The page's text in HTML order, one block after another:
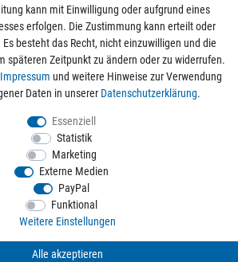
gesetzlichen Mehrwertsteuer und zzgl.
ab 50€ Bestellwert nur innerhalb Deutschlands.
Alle Rechte vorbehalten. Powered by
Kontakt
kann mit Einwilligung oder aufgrund eines
erfolgen. Die Zustimmung kann erteilt oder
besteht das Recht, nicht einzuwilligen und die
späteren Zeitpunkt zu ändern oder zu widerrufen.
Impressum und weitere Hinweise zur Verwendung
Daten in unserer Daten­schutz­erklärung.
Essenziell
Statistik
Marketing
Externe Medien
PayPal
Funktional
Weitere Einstellungen
Alle akzeptieren